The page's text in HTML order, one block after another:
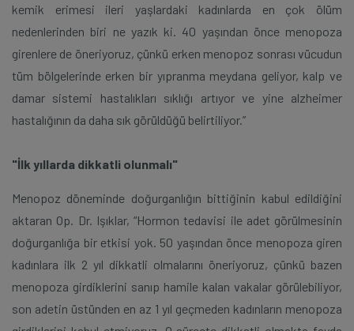
kemik erimesi ileri yaşlardaki kadınlarda en çok ölüm
nedenlerinden biri ne yazık ki. 40 yaşından önce menopoza
girenlere de öneriyoruz, çünkü erken menopoz sonrası vücudun
tüm bölgelerinde erken bir yıpranma meydana geliyor, kalp ve
damar sistemi hastalıkları sıklığı artıyor ve yine alzheimer
hastalığının da daha sık görüldüğü belirtiliyor.”
"İlk yıllarda dikkatli olunmalı"
Menopoz döneminde doğurganlığın bittiğinin kabul edildiğini
aktaran Op. Dr. Işıklar, “Hormon tedavisi ile adet görülmesinin
doğurganlığa bir etkisi yok. 50 yaşından önce menopoza giren
kadınlara ilk 2 yıl dikkatli olmalarını öneriyoruz, çünkü bazen
menopoza girdiklerini sanıp hamile kalan vakalar görülebiliyor,
son adetin üstünden en az 1 yıl geçmeden kadınların menopoza